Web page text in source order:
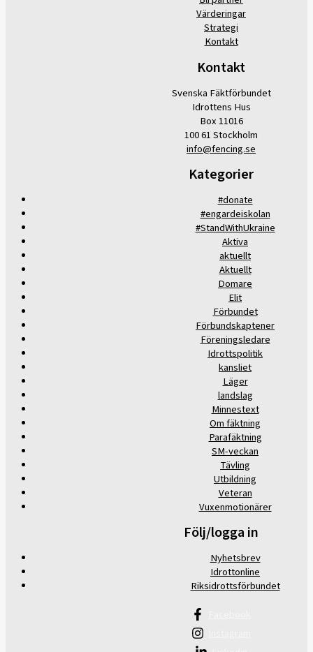
Värderingar
Strategi
Kontakt
Kontakt
Svenska Fäktförbundet
Idrottens Hus
Box 11016
100 61 Stockholm
info@fencing.se
Kategorier
#donate
#engardeiskolan
#StandWithUkraine
Aktiva
aktuellt
Aktuellt
Domare
Elit
Förbundet
Förbundskaptener
Föreningsledare
Idrottspolitik
kansliet
Läger
landslag
Minnestext
Om fäktning
Parafäktning
SM-veckan
Tävling
Utbildning
Veteran
Vuxenmotionärer
Följ/logga in
Nyhetsbrev
Idrottonline
Riksidrottsförbundet